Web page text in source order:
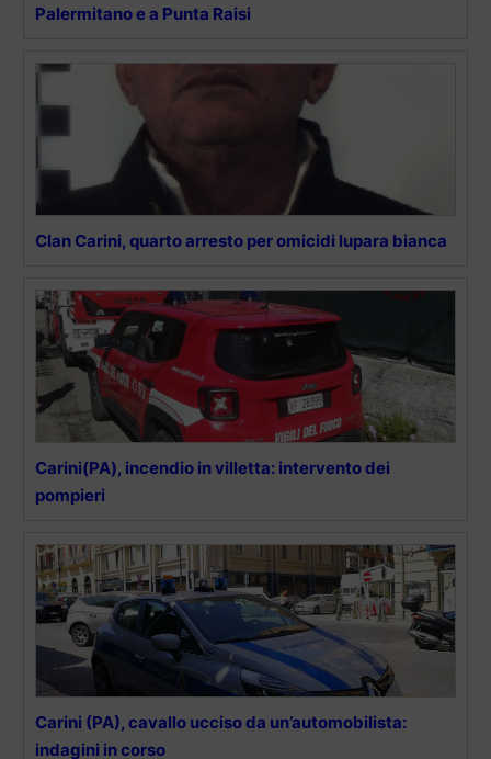
Palermitano e a Punta Raisi
Clan Carini, quarto arresto per omicidi lupara bianca
Carini(PA), incendio in villetta: intervento dei
pompieri
Carini (PA), cavallo ucciso da un’automobilista:
indagini in corso